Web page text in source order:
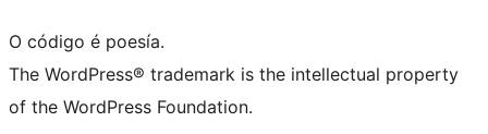
O código é poesía.
The WordPress® trademark is the intellectual property
of the WordPress Foundation.